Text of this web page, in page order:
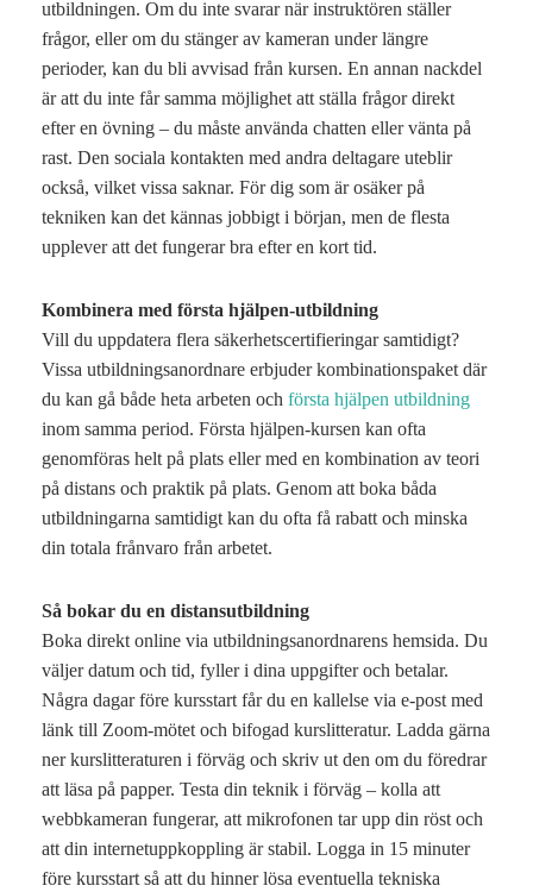
utbildningen. Om du inte svarar när instruktören ställer
frågor, eller om du stänger av kameran under längre
perioder, kan du bli avvisad från kursen. En annan nackdel
är att du inte får samma möjlighet att ställa frågor direkt
efter en övning – du måste använda chatten eller vänta på
rast. Den sociala kontakten med andra deltagare uteblir
också, vilket vissa saknar. För dig som är osäker på
tekniken kan det kännas jobbigt i början, men de flesta
upplever att det fungerar bra efter en kort tid.
Kombinera med första hjälpen-utbildning
Vill du uppdatera flera säkerhetscertifieringar samtidigt?
Vissa utbildningsanordnare erbjuder kombinationspaket där
du kan gå både heta arbeten och första hjälpen utbildning
inom samma period. Första hjälpen-kursen kan ofta
genomföras helt på plats eller med en kombination av teori
på distans och praktik på plats. Genom att boka båda
utbildningarna samtidigt kan du ofta få rabatt och minska
din totala frånvaro från arbetet.
Så bokar du en distansutbildning
Boka direkt online via utbildningsanordnarens hemsida. Du
väljer datum och tid, fyller i dina uppgifter och betalar.
Några dagar före kursstart får du en kallelse via e-post med
länk till Zoom-mötet och bifogad kurslitteratur. Ladda gärna
ner kurslitteraturen i förväg och skriv ut den om du föredrar
att läsa på papper. Testa din teknik i förväg – kolla att
webbkameran fungerar, att mikrofonen tar upp din röst och
att din internetuppkoppling är stabil. Logga in 15 minuter
före kursstart så att du hinner lösa eventuella tekniska